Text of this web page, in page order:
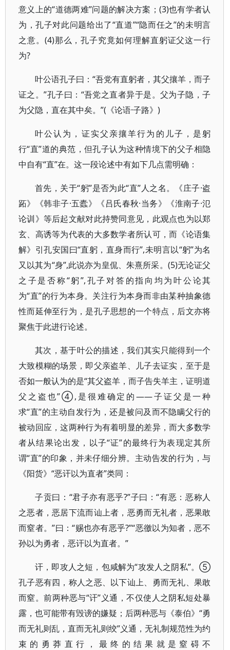
意义上的“道德两难”问题的解决方案；(3)也有学者认
为，孔子对此问题给出了“直道”“隐而任之”的未明言
之意。(4)那么，孔子究竟如何理解直躬证父这一行
为?
叶公语孔子曰：“吾党有直躬者，其父攘羊，而子
证之。”孔子曰：“吾党之直者异于是。父为子隐，子
为父隐，直在其中矣。”(《论语·子路》)
叶公认为，证实父亲攘羊行为的儿子，是躬
行“直”道的典范，但孔子认为这种情境下的父子相隐
中自有“直”在。这一段论述中有如下几点需明确：
首先，关于“躬”是否为此“直”人之名。《庄子·盗
跖》《韩非子·五蠹》《吕氏春秋·当务》《淮南子·氾
论训》等后起文献对此持赞同意见，此观点也为以郑
玄、高诱等为代表的大多数学者所认可，而《论语集
解》引孔安国曰“直躬，直身而行”,未明言以“躬”为名
又以其为“身”,此说亦为皇侃、朱熹所采。(5)无论证父
之子是否称“躬”,孔子对答的指向均为叶公论其
为“直”的行为本身。关注行为本身而非由某种抽象德
性而延伸至行为，是孔子思想的一个特点，后文亦将
聚焦于此进行论述。
其次，基于叶公的描述，我们其实只能得到一个
大致模糊的场景，即父亲盗羊、儿子去证实，至于是
否如一般认为的是“其父盗羊，而子告失羊主，证明道
父之盗也”④,是很难确定的——子证父是一种
求“直”的主动自发行为，还是被问及而不隐瞒父行的
被动回应，这两种行为有着明显的差异，而大多数学
者从结果论出发，以子“证”的最终行为表现定其所
谓“直”的印象，并未仔细分辨。主动告发的行为，与
《阳货》“恶讦以为直者”类同：
子贡曰：“君子亦有恶乎?”子曰：“有恶：恶称人
之恶者，恶居下流而讪上者，恶勇而无礼者，恶果敢
而窒者。”曰：“赐也亦有恶乎?”“恶徼以为知者，恶不
孙以为勇者，恶讦以为直者。”
讦，即攻人之短，包咸解为“攻发人之阴私”。⑤
孔子恶有四，称人之恶、以下讪上、勇而无礼、果敢
而窒。前两种恶与“讦”义通，不仅使人之阴私短处暴
露，也可能带有毁谤的嫌疑；后两种恶与《泰伯》“勇
而无礼则乱，直而无礼则绞”义通，无礼制规范性为约
束的勇莽直行，最终的结果就是窒碍不